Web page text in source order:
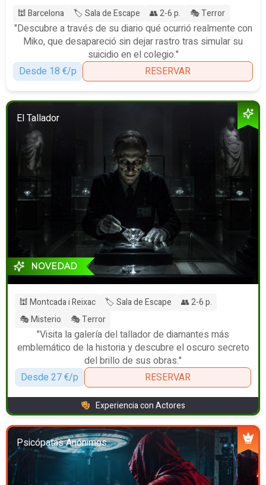
🕍 Barcelona 🏷️ Sala de Escape 👥 2-6 p. 🎭 Terror
"Descubre a través de su diario qué ocurrió realmente con
Miko, que desapareció sin dejar rastro tras simular su
suicidio en el colegio."
Desde 18 €/p
RESERVAR
El Tallador
NOVEDAD
🕍 Montcada i Reixac 🏷️ Sala de Escape
👥 2-6 p.
🎭 Misterio
🎭 Terror
"Visita la galería del tallador de diamantes más
emblemático de la historia y descubre el oscuro secreto
del brillo de sus obras."
Desde 27 €/p
RESERVAR
Experiencia con Actores
Psicópatas Anónimos